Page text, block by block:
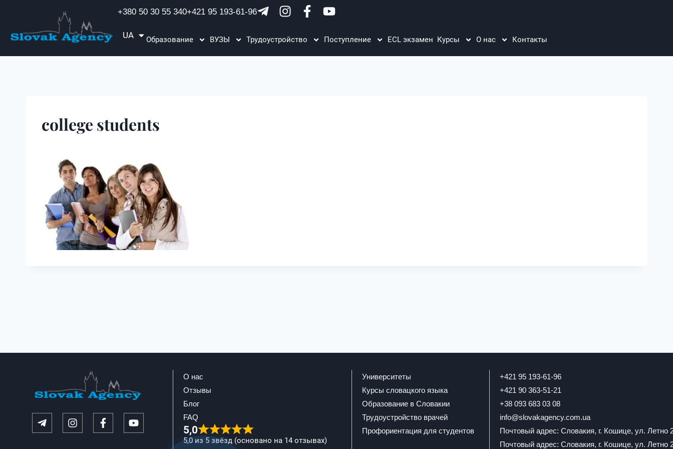
+380 50 30 55 340+421 95 193-61-96
UA
EN Образование ВУЗЫ Трудоустройство Поступление ECL экзамен Курсы О нас Контакты
college students
О нас
Отзывы
Блог
FAQ
5,0
5,0 из 5 звёзд (основано на 14 отзывах)
Университеты
Курсы словацкого языка
Образование в Словакии
Трудоустройство врачей
Профориентация для студентов
+421 95 193-61-96
+421 90 363-51-21
+38 093 683 03 08
info@slovakagency.com.ua
Почтовый адрес: Словакия, г. Кошице, ул. Летно
Почтовый адрес: Словакия, г. Кошице, ул. Летно